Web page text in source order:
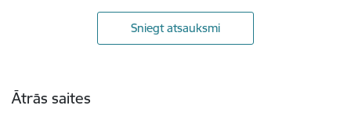
Sniegt atsauksmi
Ātrās saites